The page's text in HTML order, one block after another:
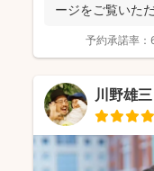
ージをご覧いた
予約承諾率：
川野雄三